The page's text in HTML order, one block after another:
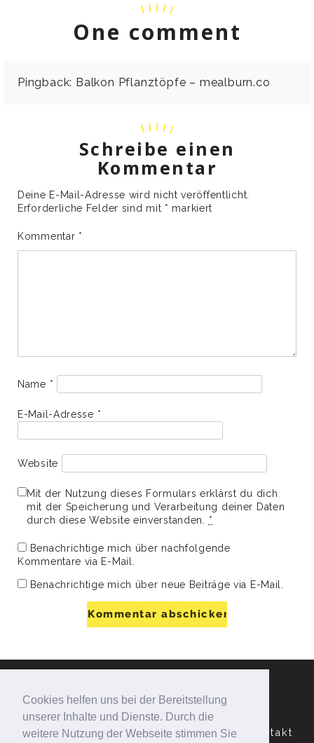
Cookies helfen uns bei der Bereitstellung
unserer Inhalte und Dienste. Durch die
weitere Nutzung der Webseite stimmen Sie
One comment
Pingback: Balkon Pflanztöpfe – mealburn.co
Schreibe einen
Kommentar
Deine E-Mail-Adresse wird nicht veröffentlicht.
Erforderliche Felder sind mit * markiert
Kommentar *
Name *
E-Mail-Adresse *
Website
Mit der Nutzung dieses Formulars erklärst du dich
mit der Speicherung und Verarbeitung deiner Daten
durch diese Website einverstanden. *
Benachrichtige mich über nachfolgende
Kommentare via E-Mail.
Benachrichtige mich über neue Beiträge via E-Mail.
Datenschutzerklärung Impressum Kontakt